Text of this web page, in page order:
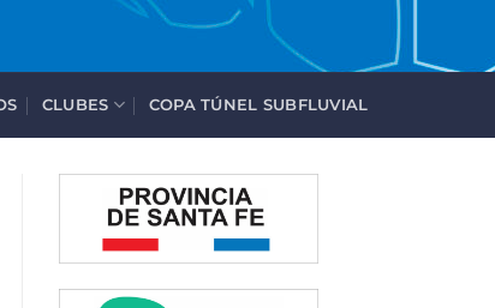
CLUBES COPA TÚNEL SUBFLUVIAL